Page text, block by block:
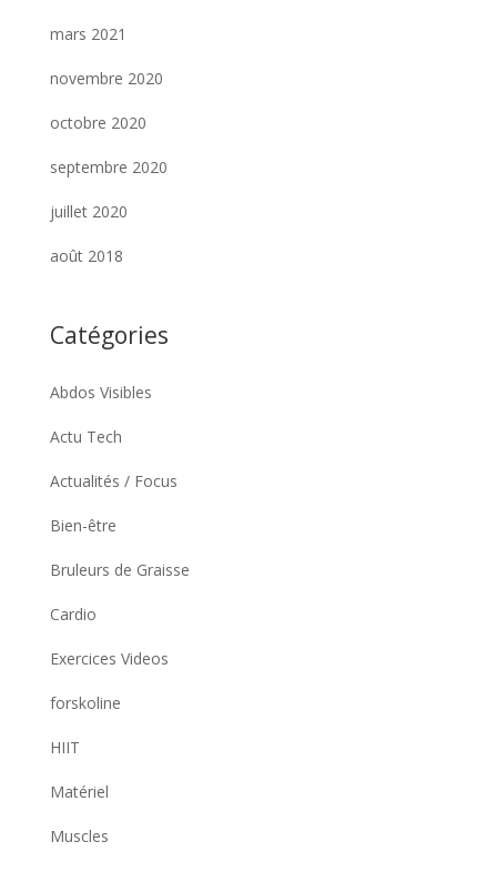
mars 2021
novembre 2020
octobre 2020
septembre 2020
juillet 2020
août 2018
Catégories
Abdos Visibles
Actu Tech
Actualités / Focus
Bien-être
Bruleurs de Graisse
Cardio
Exercices Videos
forskoline
HIIT
Matériel
Muscles